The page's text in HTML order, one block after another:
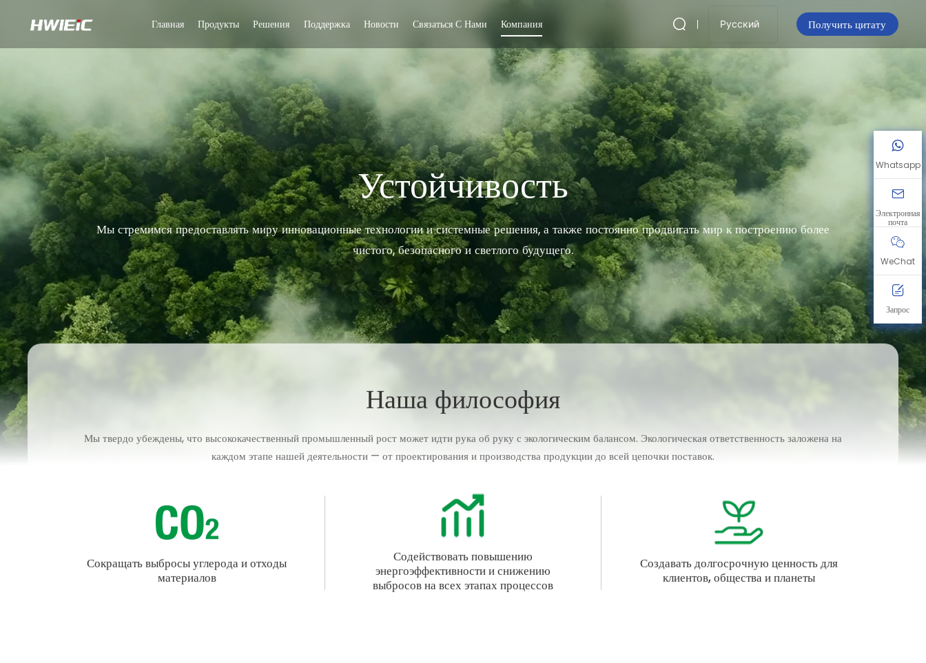
Главная Продукты Решения Поддержка Новости Связаться С Нами Компания Русский Получить цитату
Устойчивость
Мы стремимся предоставлять миру инновационные технологии и системные решения, а также постоянно продвигать мир к построению более
чистого, безопасного и светлого будущего.
Наша философия
Мы твердо убеждены, что высококачественный промышленный рост может идти рука об руку с экологическим балансом. Экологическая ответственность заложена на
каждом этапе нашей деятельности — от проектирования и производства продукции до всей цепочки поставок.
Сокращать выбросы углерода и отходы
материалов
Содействовать повышению
энергоэффективности и снижению
выбросов на всех этапах процессов
Создавать долгосрочную ценность для
клиентов, общества и планеты
Whatsapp
Электронная
почта
WeChat
Запрос